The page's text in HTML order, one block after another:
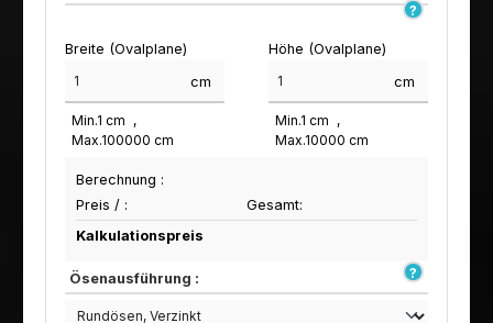
Breite (Ovalplane)
cm
Min.1 cm
Max.100000 cm
Höhe (Ovalplane)
cm
Min.1 cm
Max.10000 cm
Berechnung :
Preis / :
Gesamt:
Kalkulationspreis
Ösenausführung :